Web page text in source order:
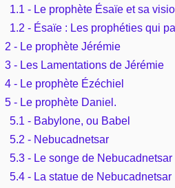
Librairies, éditeurs
Autres sites chrétiens
Outils
Paramètres
Rechercher (concordance)
Au sujet de la Bible
Études et commentaires par
Versets Classés
Lecture Journalière
La Bible
L'Évangile, le Salut
Mort, résurrection
L'Église, l'Assemblée
Études et commentaires par
Personnages bibliques
Édification
Commentaires journaliers
COURS Bibliques - GUIDES de
Rechercher dans le site
Sujets de A à Z
Ouvrages de A à Z
Auteurs de A à Z
En bref
Sommaires
Aperçus Livres de la Bible
Autres FAQ
1.1 - Le prophète Ésaïe et sa
1.2 - Ésaïe : Les prophéties qui
2 - Le prophète Jérémie
3 - Les Lamentations de Jérémie
4 - Le prophète Ézéchiel
5 - Le prophète Daniel.
5.1 - Babylone, ou Babel
5.2 - Nebucadnetsar
5.3 - Le songe de Nebucadnetsar
5.4 - La statue de Nebucadnetsar